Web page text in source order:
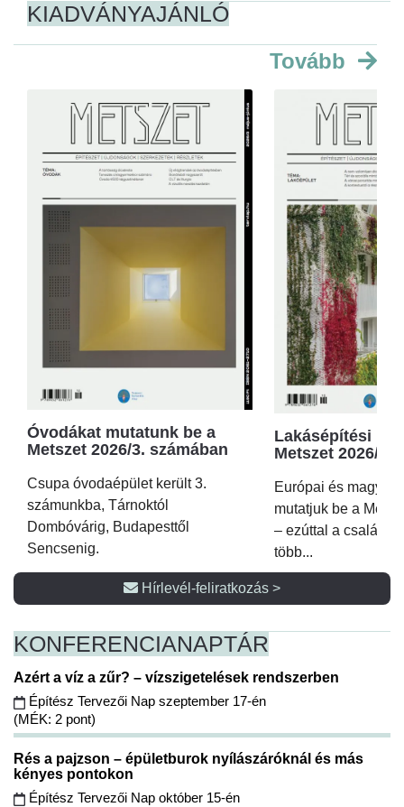
KIADVÁNYAJÁNLÓ
Tovább
Óvodákat mutatunk be a
Metszet 2026/3. számában
Csupa óvodaépület került 3.
számunkba, Tárnoktól
Dombóvárig, Budapesttől
Sencsenig.
Lakásépítési
Metszet 2026/2.
Európai és magyar
mutatjuk be a
– ezúttal a családi
több...
Hírlevél-feliratkozás >
KONFERENCIANAPTÁR
Azért a víz a zűr? – vízszigetelések rendszerben
Építész Tervezői Nap szeptember 17-én
(MÉK: 2 pont)
Rés a pajzson – épületburok nyílászáróknál és más
kényes pontokon
Építész Tervezői Nap október 15-én